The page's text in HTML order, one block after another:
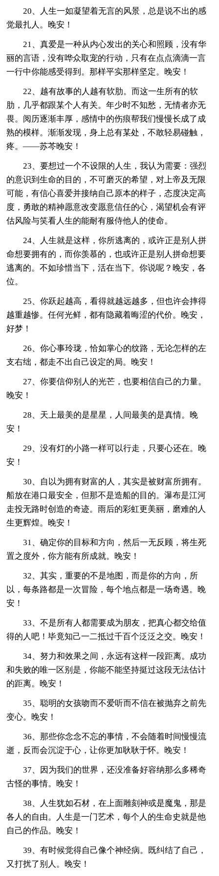
20、人生一如凝望着无言的风景，总是说不出的感
觉最扎人。晚安！
21、真爱是一种从内心发出的关心和照顾，没有华
丽的言语，没有哗众取宠的行动，只有在点点滴滴一言
一行中你能感受得到。那样平实那样坚定。晚安！
22、越有故事的人越有软肋。而这一生所有的软
肋，几乎都跟某个人有关。年少时不知愁，无情者亦无
畏。阅历逐渐丰厚，感情中的伤痕帮我们慢慢长成了成
熟的模样。渐渐发现，身上总有某处，不敢轻易碰触，
疼。——苏芩晚安！
23、要想过一个不设限的人生，我认为需要：强烈
的意识到生命的目的，不可磨灭的希望，对上帝及无限
可能，有信心喜爱并接纳自己原本的样子，态度决定高
度，勇敢的精神愿意改变愿意信任的心，渴望机会有评
估风险与笑看人生的能耐有服侍他人的使命。
24、人生就是这样，你所逃离的，或许正是别人拼
命想要拥有的，而你羡慕的，也或许正是别人拼命想要
逃离的。不如珍惜当下，活在当下。你说呢？晚安，各
位。
25、你跃起越高，看得就越远越多，但也许会摔得
越重越惨。任何光鲜，都有隐藏着晦涩的代价。晚安，
好梦！
26、你心事玲珑，恰如掌心的纹路，无论怎样的左
支右绌，都走不出自己设定的局。晚安！
27、你要信仰别人的光芒，也要相信自己的力量。
晚安！
28、天上最美的是星星，人间最美的是真情。晚
安！
29、没有灯的小路一样可以行走，只要心还在。晚
安！
30、自以为拥有财富的人，其实是被财富所拥有。
船放在港口最安全，但那不是造船的目的。瀑布是江河
走投无路时创造的奇迹。雨后的彩虹更美丽，磨难的人
生更辉煌。晚安！
31、确定你的目标和方向，然后一无反顾，将生死
置之度外，你方能有所成就。晚安！
32、其实，重要的不是地图，而是你的方向，所
以，每条路都是一次冒险，每个地点都是一场奇遇。晚
安！
33、不是所有人都需要成为朋友，把真心都交给值
得的人吧！毕竟知己一二抵过千百个泛泛之交。晚安！
34、努力和效果之间，永远有这样一段距离。成功
和失败的唯一区别是，你能不能坚持挺过这段无法估计
的距离。晚安！
35、聪明的女孩吻而不爱听而不信在被抛弃之前先
变心。晚安！
36、那些你念念不忘的事情，不会随着时间慢慢流
逝，反而会沉淀于心，让你更加耿耿于怀。晚安！
37、因为我们的世界，还没准备好容纳那么多稀奇
古怪的事情。晚安！
38、人生犹如石材，在上面雕刻神或是魔鬼，那是
各人的自由。人生是一门艺术，每个人的生命史就是他
自己的作品。晚安！
39、有时候觉得自己像个神经病。既纠结了自己，
又打扰了别人。晚安！